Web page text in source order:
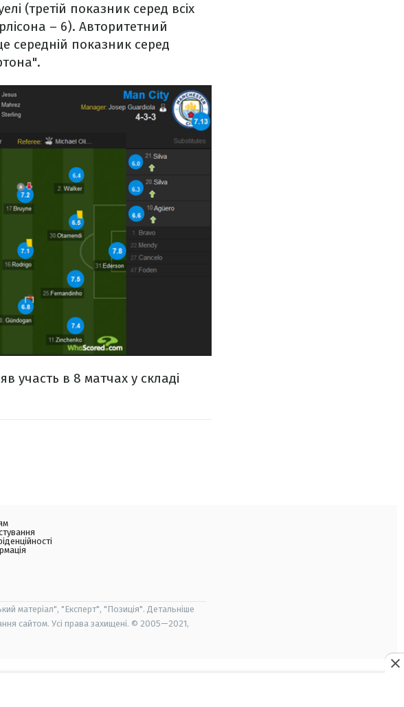
(третій показник серед всіх
– 6). Авторитетний
середній показник серед
участь в 8 матчах у складі
матеріал", "Експерт", "Позиція". Детальніше
сайтом. Усі права захищені. © 2005—2021,